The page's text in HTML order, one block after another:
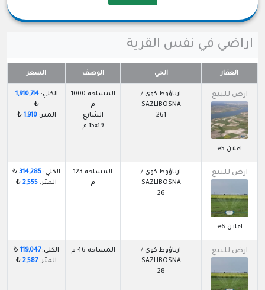
اراضي في نفس القرية
العقار الحي الوصف السعر
ارض للبيع
اعلان e5
ارناؤوط كوي /
SAZLIBOSNA
261
المساحة 1000
م
الشارع
15x19 م
الكلي:1,910,714
₺
المتر:1,910
₺
ارض للبيع
اعلان e6
ارناؤوط كوي /
SAZLIBOSNA
26
المساحة 123
م
الكلي: 314,285
₺
المتر: 2,555
₺
ارض للبيع
ارناؤوط كوي /
SAZLIBOSNA
28
المساحة 46 م الكلي:119,047
₺
المتر:2,587
₺